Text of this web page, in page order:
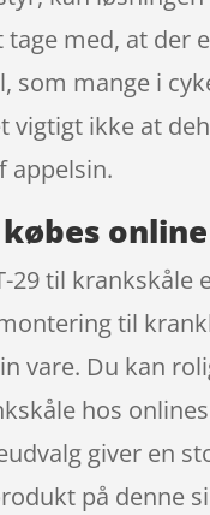
med, at der
som mange i
vigtigt ikke at
appelsin.
29 til krankskåle
til
vare. Du kan
hos
giver en
på denne